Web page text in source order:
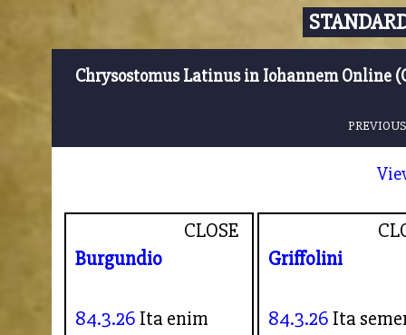
Chrysostomus Latinus in Iohannem Online
CLOSE
Burgundio
84.3.26 Ita enim
Griffolini
84.3.26 Ita